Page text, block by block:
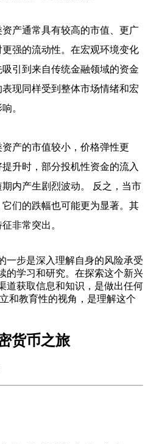
资产通常具有较高的市值、更广
强的流动性。在宏观环境变化
引到来自传统金融领域的资金
现同样受到整体市场情绪和宏
。
资产的市值较小，价格弹性更
升时，部分投机性资金的流入
内产生剧烈波动。 反之，当市
们的跌幅也可能更为显著。其
非常突出。
一步是深入理解自身的风险承受
的学习和研究。在探索这个新兴
道获取信息和知识，是做出任何
和教育性的视角，是理解这个
货币之旅